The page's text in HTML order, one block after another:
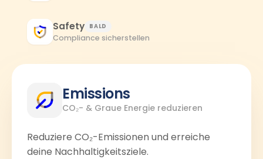
Safety BALD
Compliance sicherstellen
Emissions
CO₂- & Graue Energie reduzieren
Reduziere CO₂-Emissionen und erreiche
deine Nachhaltigkeitsziele.